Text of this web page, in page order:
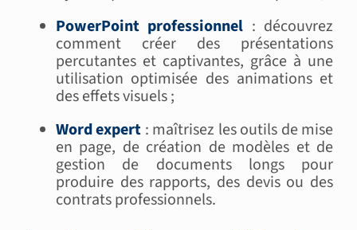
PowerPoint professionnel : découvrez
comment créer des présentations
percutantes et captivantes, grâce à une
utilisation optimisée des animations et
des effets visuels ;
Word expert : maîtrisez les outils de mise
en page, de création de modèles et de
gestion de documents longs pour
produire des rapports, des devis ou des
contrats professionnels.